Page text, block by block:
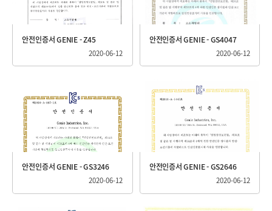
안전인증서 GENIE - Z45
2020-06-12
안전인증서 GENIE - GS4047
2020-06-12
안전인증서 GENIE - GS3246
2020-06-12
안전인증서 GENIE - GS2646
2020-06-12